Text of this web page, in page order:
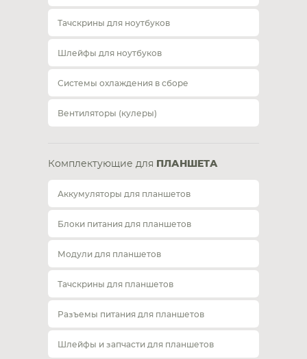
Тачскрины для ноутбуков
Шлейфы для ноутбуков
Системы охлаждения в сборе
Вентиляторы (кулеры)
Комплектующие для ПЛАНШЕТА
Аккумуляторы для планшетов
Блоки питания для планшетов
Модули для планшетов
Тачскрины для планшетов
Разъемы питания для планшетов
Шлейфы и запчасти для планшетов